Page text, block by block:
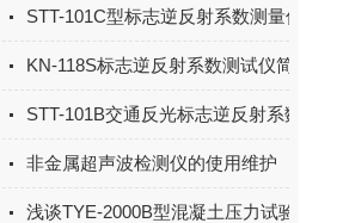
STT-101C型标志逆反射系数测量仪设备
KN-118S标志逆反射系数测试仪简介
STT-101B交通反光标志逆反射系数检测
非金属超声波检测仪的使用维护
浅谈TYE-2000B型混凝土压力试验机的